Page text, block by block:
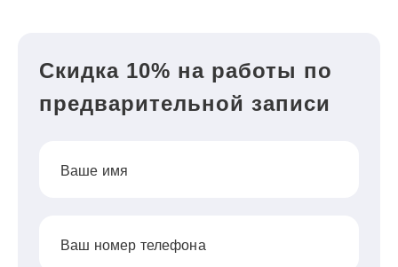
Скидка 10% на работы по
предварительной записи
Ваше имя
Ваш номер телефона